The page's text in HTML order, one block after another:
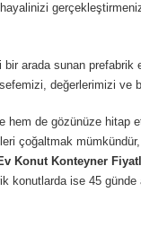
gerçekleştirmeniz
arada sunan prefabrik
değerlerimizi ve
hem de gözünüze hitap
çoğaltmak
Konut Konteyner
ise 45